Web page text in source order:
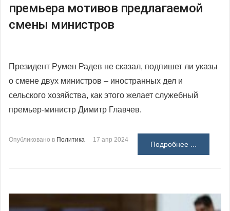
премьера мотивов предлагаемой
смены министров
Президент Румен Радев не сказал, подпишет ли указы
о смене двух министров – иностранных дел и
сельского хозяйства, как этого желает служебный
премьер-министр Димитр Главчев.
Опубликовано в Политика 17 апр 2024
Подробнее ...